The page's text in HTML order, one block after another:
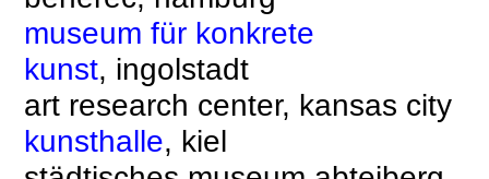
museum für konkrete
kunst, ingolstadt
art research center, kansas city
kunsthalle, kiel